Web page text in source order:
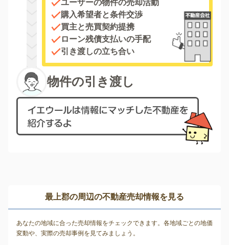
ユーザーの物件の売却活動
購入希望者と条件交渉
買主と売買契約提携
ローン残債支払いの手配
引き渡しの立ち合い
物件の引き渡し
最上郡の周辺の不動産売却情報を見る
あなたの地域に合った売却情報をチェックできます。各地域ごとの地価
変動や、実際の売却事例を見てみましょう。